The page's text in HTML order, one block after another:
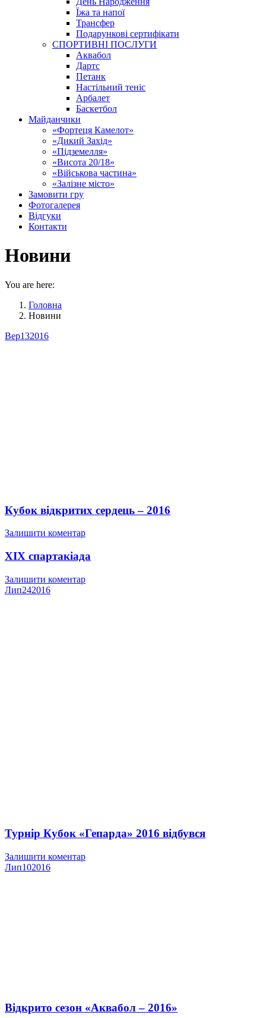
Їжа та напої
Трансфер
Подарункові сертифікати
СПОРТИВНІ ПОСЛУГИ
Аквабол
Дартс
Петанк
Настільний теніс
Арбалет
Баскетбол
Майданчики
«Фортеця Камелот»
«Дикий Захід»
«Підземелля»
«Висота 20/18»
«Військова частина»
«Залізне місто»
Замовити гру
Фотогалерея
Відгуки
Контакти
Новини
You are here:
Головна
Новини
Вер132016
Кубок відкритих сердець – 2016
Залишити коментар
XIX спартакіада
Залишити коментар
Лип242016
Турнір Кубок «Гепарда» 2016 відбувся
Залишити коментар
Лип102016
Відкрито сезон «Аквабол – 2016»